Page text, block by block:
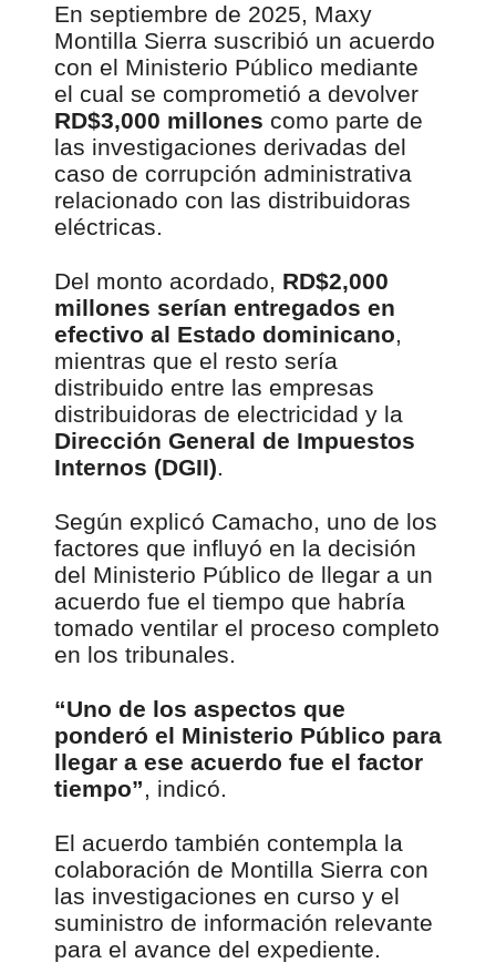
En septiembre de 2025, Maxy
Montilla Sierra suscribió un acuerdo
con el Ministerio Público mediante
el cual se comprometió a devolver
RD$3,000 millones como parte de
las investigaciones derivadas del
caso de corrupción administrativa
relacionado con las distribuidoras
eléctricas.
Del monto acordado, RD$2,000
millones serían entregados en
efectivo al Estado dominicano,
mientras que el resto sería
distribuido entre las empresas
distribuidoras de electricidad y la
Dirección General de Impuestos
Internos (DGII).
Según explicó Camacho, uno de los
factores que influyó en la decisión
del Ministerio Público de llegar a un
acuerdo fue el tiempo que habría
tomado ventilar el proceso completo
en los tribunales.
“Uno de los aspectos que
ponderó el Ministerio Público para
llegar a ese acuerdo fue el factor
tiempo”, indicó.
El acuerdo también contempla la
colaboración de Montilla Sierra con
las investigaciones en curso y el
suministro de información relevante
para el avance del expediente.